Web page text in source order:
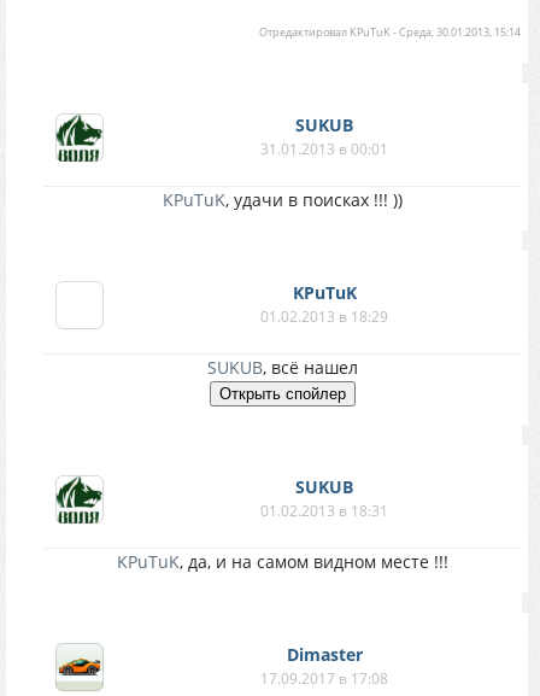
Отредактировал KPuTuK -Среда, 30.01.2013, 15:14
SUKUB
31.01.2013 в 00:01
KPuTuK, удачи в поисках !!! ))
KPuTuK
01.02.2013 в 18:29
SUKUB, всё нашел
SUKUB
01.02.2013 в 18:31
KPuTuK, да, и на самом видном месте !!!
Dimaster
17.09.2017 в 17:08